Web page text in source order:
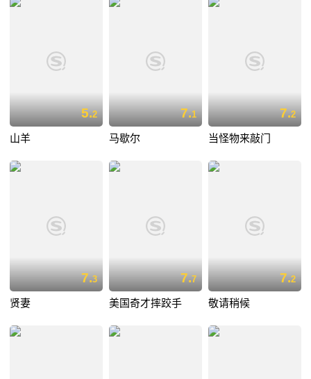
5.2
山羊
7.1
马歇尔
7.2
当怪物来敲门
7.3
贤妻
7.7
美国奇才摔跤手
7.2
敬请稍候